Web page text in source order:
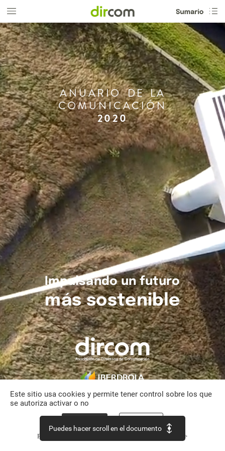
Este sitio usa cookies y permite tener control sobre los que
se autoriza activar o no
Política de confidencialidad Continuar sin aceptar >
ANUARIO DE LA
COMUNICACIÓN
2020
Impulsando un futuro
más sostenible
Puedes hacer scroll en el documento